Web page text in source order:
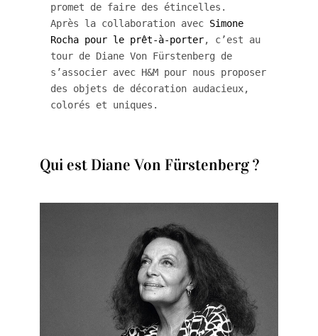
promet de faire des étincelles.
Après la collaboration avec Simone
Rocha pour le prêt-à-porter, c’est au
tour de Diane Von Fürstenberg de
s’associer avec H&M pour nous proposer
des objets de décoration audacieux,
colorés et uniques.
Qui est Diane Von Fürstenberg ?